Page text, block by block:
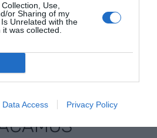
Use,
or Sharing of my
Unrelated with the
was collected.
Data Access Privacy Policy